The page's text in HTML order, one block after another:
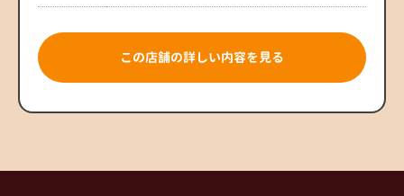
この店舗の詳しい内容を見る